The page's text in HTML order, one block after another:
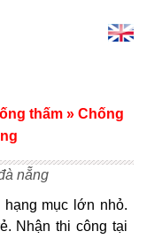
nẵng
mục lớn nhỏ.
Nhận thi công tại
thấm » Chống